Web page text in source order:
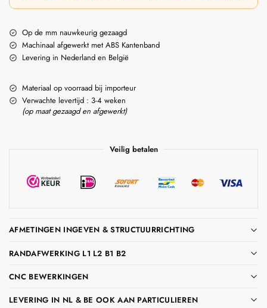
Op de mm nauwkeurig gezaagd
Machinaal afgewerkt met ABS Kantenband
Levering in Nederland en België
Materiaal op voorraad bij importeur
Verwachte levertijd : 3-4 weken
(op maat gezaagd en afgewerkt)
Veilig betalen
AFMETINGEN INGEVEN & STRUCTUURRICHTING
RANDAFWERKING L1 L2 B1 B2
CNC BEWERKINGEN
LEVERING IN NL & BE OOK AAN PARTICULIEREN